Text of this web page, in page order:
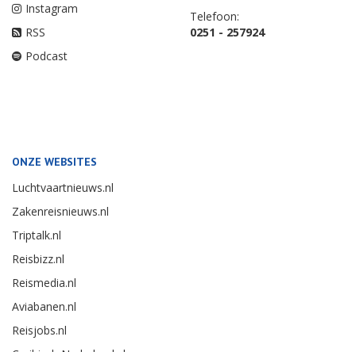
Instagram
RSS
Podcast
Telefoon:
0251 - 257924
ONZE WEBSITES
Luchtvaartnieuws.nl
Zakenreisnieuws.nl
Triptalk.nl
Reisbizz.nl
Reismedia.nl
Aviabanen.nl
Reisjobs.nl